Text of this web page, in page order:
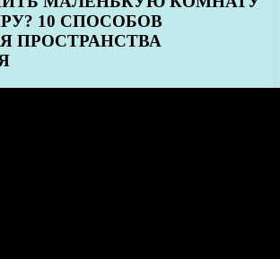
10 СПОСОБОВ
ПРОСТРАНСТВА